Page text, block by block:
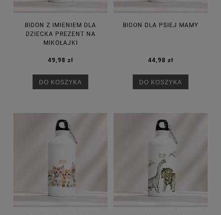
BIDON Z IMIENIEM DLA
DZIECKA PREZENT NA
MIKOŁAJKI
49,98 zł
DO KOSZYKA
BIDON DLA PSIEJ MAMY
44,98 zł
DO KOSZYKA